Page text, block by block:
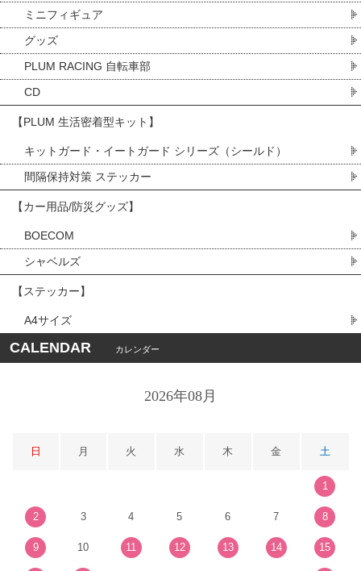
ミニフィギュア
グッズ
PLUM RACING 自転車部
CD
【PLUM 生活密着型キット】
キットガード・イートガード シリーズ（シールド）
間隔保持対策 ステッカー
【カー用品/防災グッズ】
BOECOM
シャベルズ
【ステッカー】
A4サイズ
CALENDAR カレンダー
2026年08月
日 月 火 水 木 金 土
1
2 3 4 5 6 7 8
9 10 11 12 13 14 15